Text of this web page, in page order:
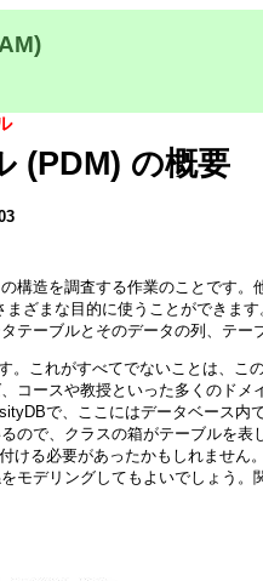
(PDM) の概要
構造を調査する作業のことです
ざまな目的に使うことができま
テーブルとそのデータの列、テ
。これがすべてでないことは、
コースや教授といった多くのド
で、ここにはデータベース
ので、クラスの箱がテーブルを
ける必要があったかもしれませ
モデリングしてもよいでしょう